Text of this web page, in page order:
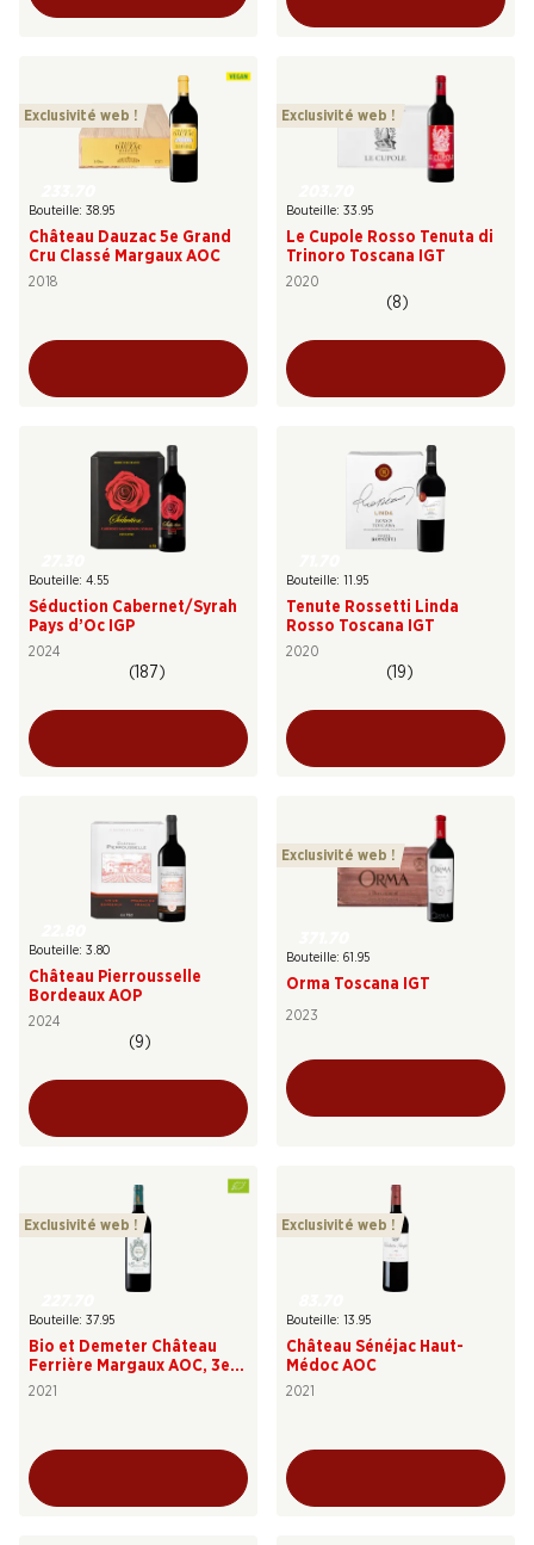
Exclusivité web !
Bouteille: 38.95
Château Dauzac 5e Grand
Cru Classé Margaux AOC
2018
Exclusivité web !
Bouteille: 33.95
Le Cupole Rosso Tenuta di
Trinoro Toscana IGT
2020
(8)
Bouteille: 4.55
Séduction Cabernet/Syrah
Pays d’Oc IGP
2024
(187)
Bouteille: 11.95
Tenute Rossetti Linda
Rosso Toscana IGT
2020
(19)
Bouteille: 3.80
Château Pierrousselle
Bordeaux AOP
2024
(9)
Exclusivité web !
Bouteille: 61.95
Orma Toscana IGT
2023
Exclusivité web !
Bouteille: 37.95
Bio et Demeter Château
Ferrière Margaux AOC, 3e
Cru Classé
2021
Exclusivité web !
Bouteille: 13.95
Château Sénéjac Haut-
Médoc AOC
2021